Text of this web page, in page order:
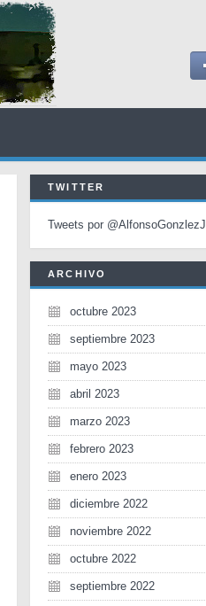
TWITTER
Tweets por @AlfonsoGonzlezJ
ARCHIVO
octubre 2023
septiembre 2023
mayo 2023
abril 2023
marzo 2023
febrero 2023
enero 2023
diciembre 2022
noviembre 2022
octubre 2022
septiembre 2022